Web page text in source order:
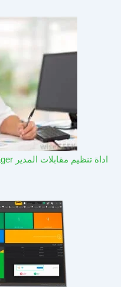
اداة تنظيم مقابلات المدير Interview Manager